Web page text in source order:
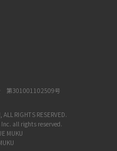
！鳴らない場合の対処法も紹介
介
第301001102509号
RIGHTS RESERVED.
all rights reserved.
MUKU